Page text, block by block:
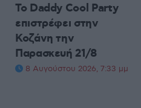
Το Daddy Cool Party
επιστρέφει στην
Κοζάνη την
Παρασκευή 21/8
8 Αυγούστου 2026, 7:33 μμ